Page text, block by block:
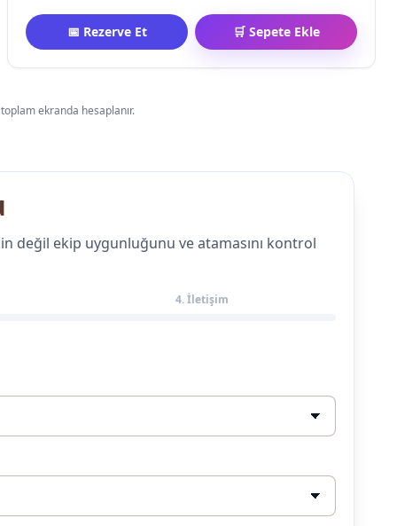
📅 Rezerve Et 🛒 Sepete Ekle
ekranda hesaplanır.
değil ekip uygunluğunu ve atamasını kontrol
4. İletişim